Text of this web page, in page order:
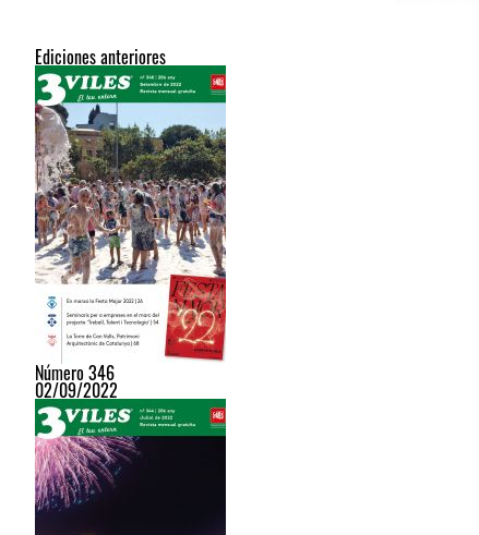
Ediciones anteriores
Número 346
02/09/2022